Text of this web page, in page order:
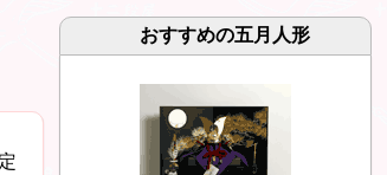
おすすめの五月人形